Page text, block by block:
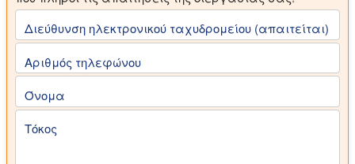
Διεύθυνση ηλεκτρονικού ταχυδρομείου (απαιτείται)
Αριθμός τηλεφώνου
Όνομα
Τόκος